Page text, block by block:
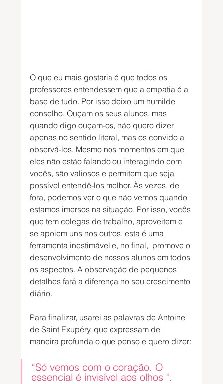
O que eu mais gostaria é que todos os
professores entendessem que a empatia é a
base de tudo. Por isso deixo um humilde
conselho. Ouçam os seus alunos, mas
quando digo ouçam-os, não quero dizer
apenas no sentido literal, mas os convido a
observá-los. Mesmo nos momentos em que
eles não estão falando ou interagindo com
vocês, são valiosos e permitem que seja
possível entendê-los melhor. Às vezes, de
fora, podemos ver o que não vemos quando
estamos imersos na situação. Por isso, vocês
que tem colegas de trabalho, aproveitem e
se apoiem uns nos outros, esta é uma
ferramenta inestimável e, no final,  promove o
desenvolvimento de nossos alunos em todos
os aspectos. A observação de pequenos
detalhes fará a diferença no seu crescimento
diário.
Para finalizar, usarei as palavras de Antoine
de Saint Exupéry, que expressam de
maneira profunda o que penso e quero dizer:
“Só vemos com o coração. O
essencial é invisível aos olhos ".